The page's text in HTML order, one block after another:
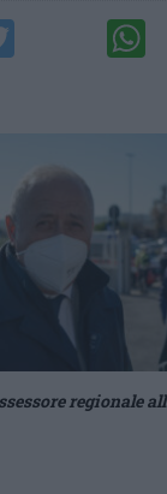
regionale